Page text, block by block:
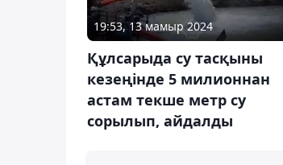
19:53, 13 мамыр 2024
Құлсарыда су тасқыны
кезеңінде 5 милионнан
астам текше метр су
сорылып, айдалды